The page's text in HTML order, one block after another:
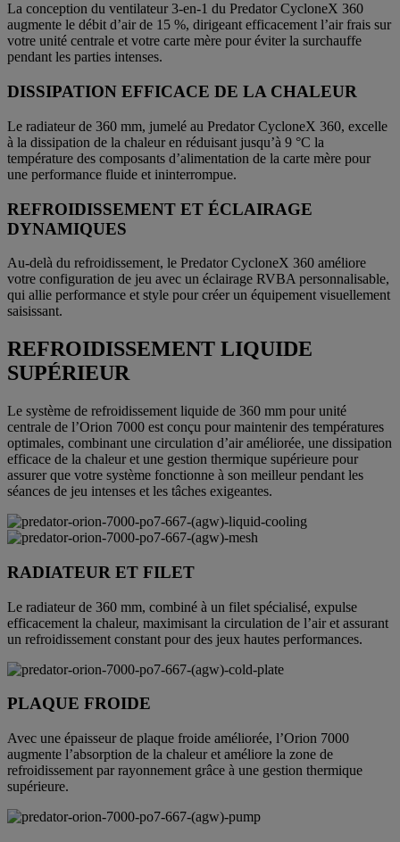
La conception du ventilateur 3-en-1 du Predator CycloneX 360
augmente le débit d’air de 15 %, dirigeant efficacement l’air frais sur
votre unité centrale et votre carte mère pour éviter la surchauffe
pendant les parties intenses.
DISSIPATION EFFICACE DE LA CHALEUR
Le radiateur de 360 mm, jumelé au Predator CycloneX 360, excelle
à la dissipation de la chaleur en réduisant jusqu’à 9 °C la
température des composants d’alimentation de la carte mère pour
une performance fluide et ininterrompue.
REFROIDISSEMENT ET ÉCLAIRAGE
DYNAMIQUES
Au-delà du refroidissement, le Predator CycloneX 360 améliore
votre configuration de jeu avec un éclairage RVBA personnalisable,
qui allie performance et style pour créer un équipement visuellement
saisissant.
REFROIDISSEMENT LIQUIDE
SUPÉRIEUR
Le système de refroidissement liquide de 360 mm pour unité
centrale de l’Orion 7000 est conçu pour maintenir des températures
optimales, combinant une circulation d’air améliorée, une dissipation
efficace de la chaleur et une gestion thermique supérieure pour
assurer que votre système fonctionne à son meilleur pendant les
séances de jeu intenses et les tâches exigeantes.
RADIATEUR ET FILET
Le radiateur de 360 mm, combiné à un filet spécialisé, expulse
efficacement la chaleur, maximisant la circulation de l’air et assurant
un refroidissement constant pour des jeux hautes performances.
PLAQUE FROIDE
Avec une épaisseur de plaque froide améliorée, l’Orion 7000
augmente l’absorption de la chaleur et améliore la zone de
refroidissement par rayonnement grâce à une gestion thermique
supérieure.